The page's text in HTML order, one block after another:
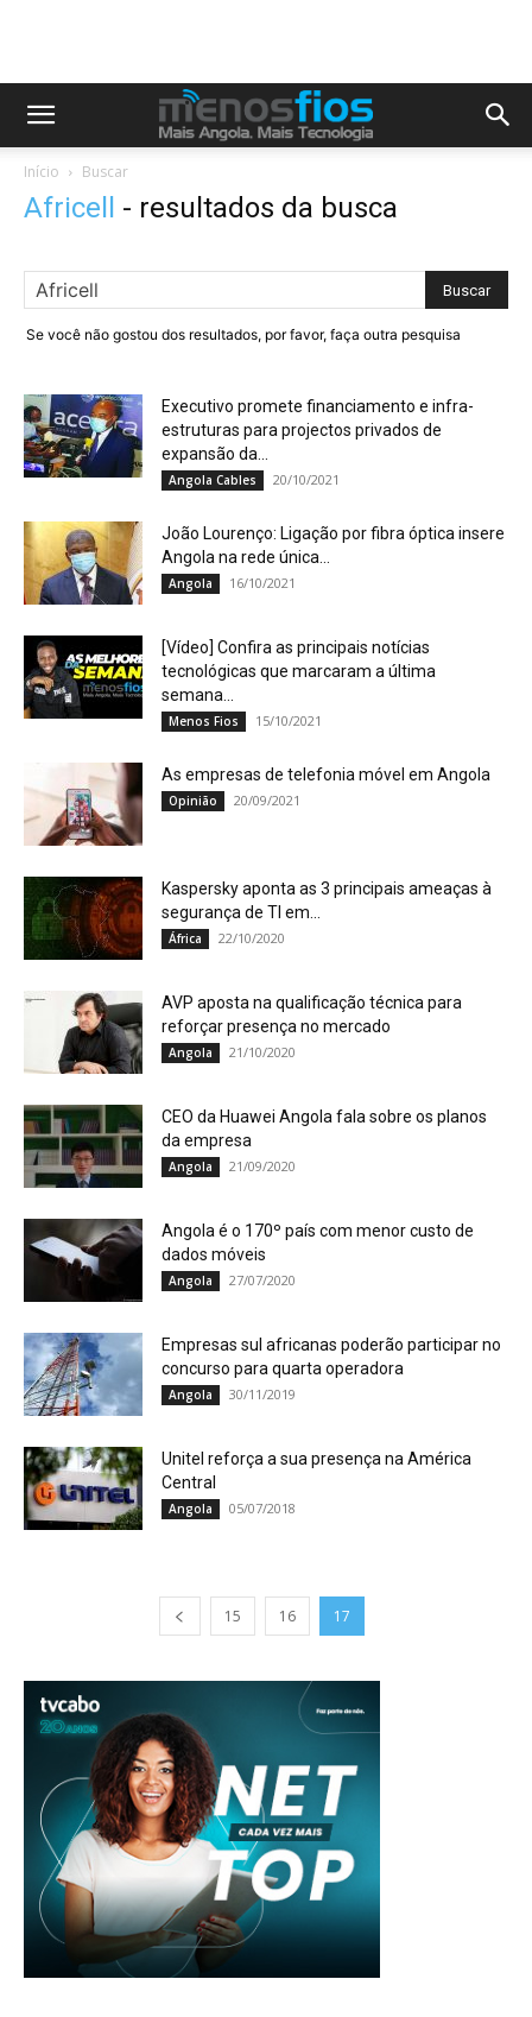
Início Buscar
Africell - resultados da busca
Se você não gostou dos resultados, por favor, faça outra pesquisa
Executivo promete financiamento e infra-
estruturas para projectos privados de
expansão da...
Angola Cables 20/10/2021
João Lourenço: Ligação por fibra óptica insere
Angola na rede única...
Angola 16/10/2021
[Vídeo] Confira as principais notícias
tecnológicas que marcaram a última
semana...
Menos Fios 15/10/2021
As empresas de telefonia móvel em Angola
Opinião 20/09/2021
Kaspersky aponta as 3 principais ameaças à
segurança de TI em...
África 22/10/2020
AVP aposta na qualificação técnica para
reforçar presença no mercado
Angola 21/10/2020
CEO da Huawei Angola fala sobre os planos
da empresa
Angola 21/09/2020
Angola é o 170º país com menor custo de
dados móveis
Angola 27/07/2020
Empresas sul africanas poderão participar no
concurso para quarta operadora
Angola 30/11/2019
Unitel reforça a sua presença na América
Central
Angola 05/07/2018
15 16 17